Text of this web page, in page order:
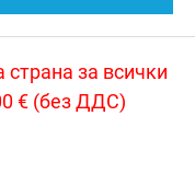
страна за всички
€ (без ДДС)